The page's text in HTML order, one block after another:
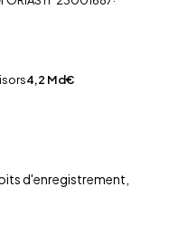
4,2 Md€
d'enregistrement,